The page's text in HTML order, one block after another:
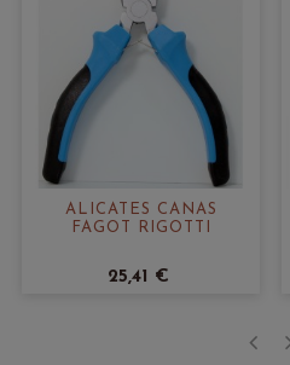
ALICATES CAÑAS
FAGOT RIGOTTI
25,41 €